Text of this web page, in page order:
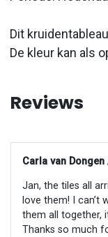
Dit
De kleur kan als
Reviews
Carla van
Jan, the tiles all
love them! I can’t
them all together,
Thanks so much